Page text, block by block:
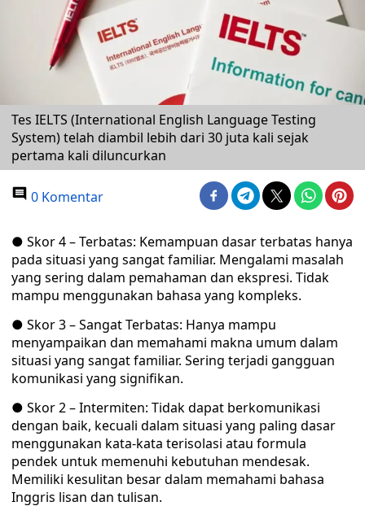
Tes IELTS (International English Language Testing
System) telah diambil lebih dari 30 juta kali sejak
pertama kali diluncurkan
0 Komentar
● Skor 4 – Terbatas: Kemampuan dasar terbatas hanya
pada situasi yang sangat familiar. Mengalami masalah
yang sering dalam pemahaman dan ekspresi. Tidak
mampu menggunakan bahasa yang kompleks.
● Skor 3 – Sangat Terbatas: Hanya mampu
menyampaikan dan memahami makna umum dalam
situasi yang sangat familiar. Sering terjadi gangguan
komunikasi yang signifikan.
● Skor 2 – Intermiten: Tidak dapat berkomunikasi
dengan baik, kecuali dalam situasi yang paling dasar
menggunakan kata-kata terisolasi atau formula
pendek untuk memenuhi kebutuhan mendesak.
Memiliki kesulitan besar dalam memahami bahasa
Inggris lisan dan tulisan.